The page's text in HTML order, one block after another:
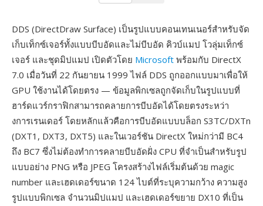
DDS (DirectDraw Surface) เป็นรูปแบบคอนเทนเนอร์สำหรับจัด
เก็บเท็กซ์เจอร์ทั้งแบบบีบอัดและไม่บีบอัด คิวบ์แมป โวลุ่มเท็กซ์
เจอร์ และชุดมิปแมป เปิดตัวโดย Microsoft พร้อมกับ DirectX
7.0 เมื่อวันที่ 22 กันยายน 1999 ไฟล์ DDS ถูกออกแบบมาเพื่อให้
GPU ใช้งานได้โดยตรง — ข้อมูลพิกเซลถูกจัดเก็บในรูปแบบที่
ฮาร์ดแวร์กราฟิกสามารถคลายการบีบอัดได้โดยตรงระหว่า
งการเรนเดอร์ โดยหลักแล้วคือการบีบอัดแบบบล็อก S3TC/DXTn
(DXT1, DXT3, DXT5) และในเวอร์ชัน DirectX ใหม่กว่ามี BC4
ถึง BC7 ซึ่งไม่ต้องทำการคลายบีบอัดฝั่ง CPU ที่จำเป็นสำหรับรูป
แบบอย่าง PNG หรือ JPEG โครงสร้างไฟล์เริ่มต้นด้วย magic
number และเฮดเดอร์ขนาด 124 ไบต์ที่ระบุความกว้าง ความสูง
รูปแบบพิกเซล จำนวนมิปแมป และเฮดเดอร์ขยาย DX10 ที่เป็น